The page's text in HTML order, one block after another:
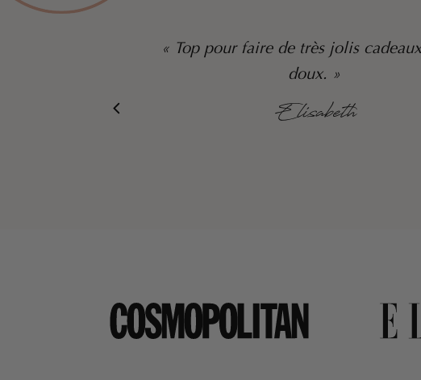
« L’équipe est très sympa, le bijou
le cadeau a fait son effet
Emy